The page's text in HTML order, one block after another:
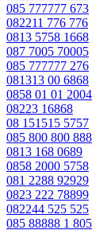
085 777777 673
082211 776 776
0813 5758 1668
087 7005 70005
085 777777 276
081313 00 6868
0858 01 01 2004
08223 16868
08 151515 5757
085 800 800 888
0813 168 0689
0858 2000 5758
081 2288 92929
0823 222 78899
082244 525 525
085 88888 1 805